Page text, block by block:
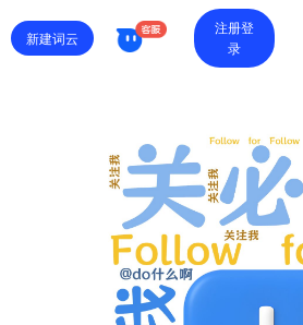
新建词云
注册登
录